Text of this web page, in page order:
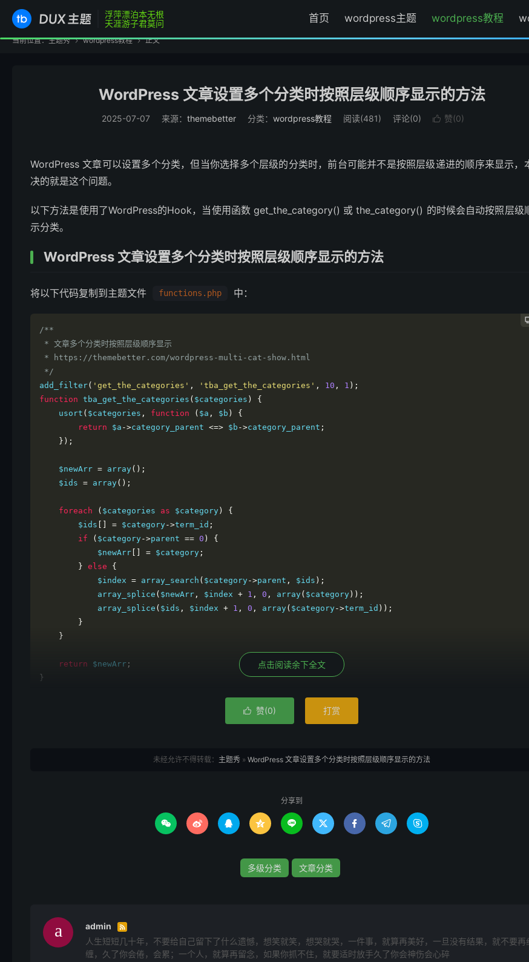
浮萍漂泊本无根
天涯游子君莫问
首页 wordpress主题 wordpress教程
当前位置：主题秀  wordpress教程  正文
WordPress 文章设置多个分类时按照层级顺序显示的方法
2025-07-07 来源： themebetter 分类： wordpress教程 阅读(481) 评论(0)  赞(0)
WordPress 文章可以设置多个分类，但当你选择多个层级的分类时，前台可能并不是按照层级递进的顺序来显示，
决的就是这个问题。
以下方法是使用了WordPress的Hook，当使用函数 get_the_category() 或 the_category() 的时候会自动按照层级
示分类。
WordPress 文章设置多个分类时按照层级顺序显示的方法
将以下代码复制到主题文件 functions.php 中：
/**
*/
add_filter( 'get_the_categories' , 'tba_get_the_categories' , 10 , 1 );
function tba_get_the_categories ( $categories )
{
    usort
( $categories , function ( $a , $b )
{
return $a ->category_parent <=> $b ->category_parent ;
});
    $newArr
= array();
    $ids
= array();
foreach ( $categories as $category )
{
        $ids
= $category->term_id ;
if
( $category->parent == 0 )
{
            $newArr
= $category ;
} else
{
            $index
= array_search ( $category->parent , $ids );
            array_splice
( $newArr , $index + 1 , 0 , array( $category ));
            array_splice
( $ids , $index + 1 , 0 , array( $category->term_id ));
}
}
return $newArr ;
}
点击阅读余下全文
 赞(0) 打赏
未经允许不得转载： 主题秀 » WordPress 文章设置多个分类时按照层级顺序显示的方法
分享到
        
多级分类 文章分类
admin 
人生短短几十年，不要给自己留下了什么遗憾，想笑就笑，想哭就哭，一件事，就算再美好，一旦没有结果，就不要再
缠，久了你会倦，会累；一个人，就算再留念，如果你抓不住，就要适时放手久了你会神伤会心碎